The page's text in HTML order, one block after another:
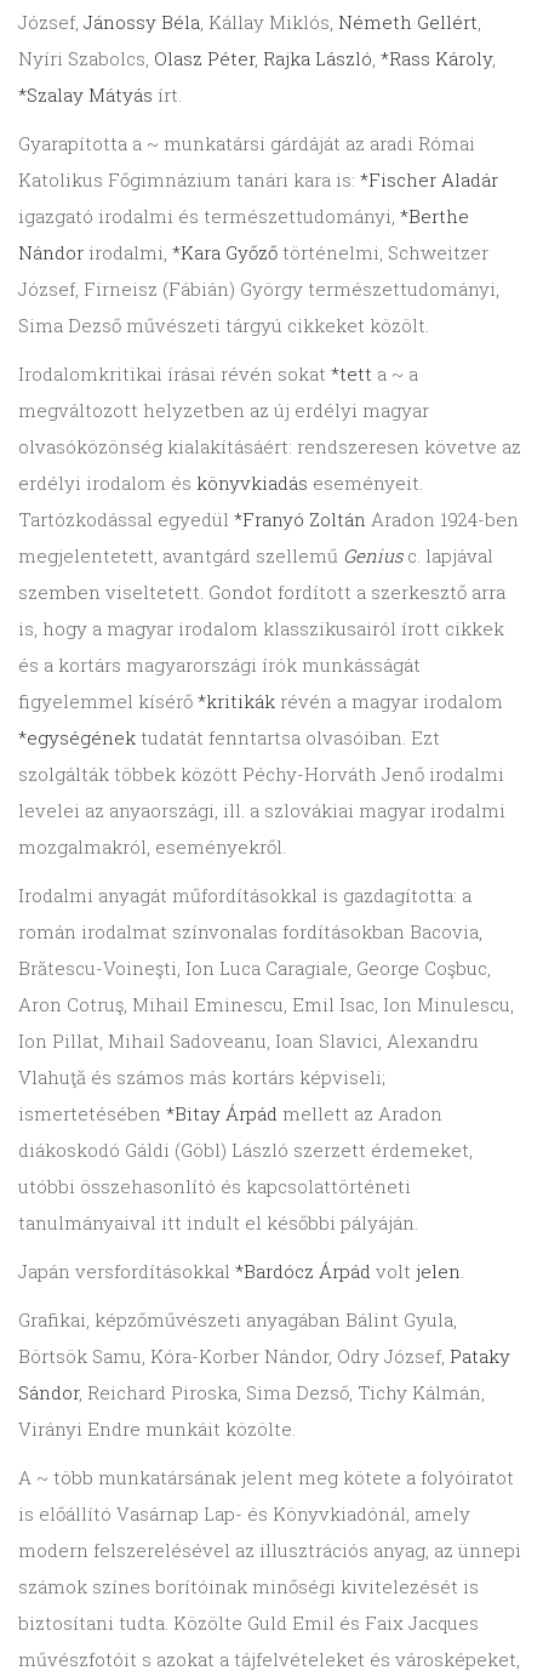
József, Jánossy Béla, Kállay Miklós, Németh Gellért,
Nyíri Szabolcs, Olasz Péter, Rajka László, *Rass Károly,
*Szalay Mátyás írt.
Gyarapította a ~ munkatársi gárdáját az aradi Római
Katolikus Főgimnázium tanári kara is: *Fischer Aladár
igazgató irodalmi és természettudományi, *Berthe
Nándor irodalmi, *Kara Győző történelmi, Schweitzer
József, Firneisz (Fábián) György természettudományi,
Sima Dezső művészeti tárgyú cikkeket közölt.
Irodalomkritikai írásai révén sokat *tett a ~ a
megváltozott helyzetben az új erdélyi magyar
olvasóközönség kialakításáért: rendszeresen követve az
erdélyi irodalom és könyvkiadás eseményeit.
Tartózkodással egyedül *Franyó Zoltán Aradon 1924-ben
megjelentetett, avantgárd szellemű Geniusc. lapjával
szemben viseltetett. Gondot fordított a szerkesztő arra
is, hogy a magyar irodalom klasszikusairól írott cikkek
és a kortárs magyarországi írók munkásságát
figyelemmel kísérő *kritikák révén a magyar irodalom
*egységének tudatát fenntartsa olvasóiban. Ezt
szolgálták többek között Péchy-Horváth Jenő irodalmi
levelei az anyaországi, ill. a szlovákiai magyar irodalmi
mozgalmakról, eseményekről.
Irodalmi anyagát műfordításokkal is gazdagította: a
román irodalmat színvonalas fordításokban Bacovia,
Brătescu-Voineşti, Ion Luca Cara­giale, George Coşbuc,
Aron Cotruş, Mihail Eminescu, Emil Isac, Ion Minulescu,
Ion Pillat, Mihail Sado­veanu, Ioan Slavici, Alexandru
Vlahuţă és számos más kortárs képviseli;
ismertetésében *Bitay Árpád mellett az Aradon
diákoskodó Gáldi (Göbl) László szerzett érdemeket,
utóbbi összehasonlító és kapcsolattörténeti
tanulmányaival itt indult el későbbi pályáján.
Japán versfordításokkal *Bardócz Árpád volt jelen.
Grafikai, képzőművészeti anyagában Bálint Gyula,
Börtsök Samu, Kóra-Korber Nándor, Odry József, Pataky
Sándor, Reichard Piroska, Sima Dezső, Tichy Kálmán,
Virányi Endre munkáit közölte.
A ~ több munkatársának jelent meg kötete a folyóiratot
is előállító Vasárnap Lap- és Könyvkiadónál, amely
modern felszerelésével az illusztrációs anyag, az ünnepi
számok színes borítóinak minőségi kivitelezését is
biztosítani tudta. Közölte Guld Emil és Faix Jacques
művészfotóit s azokat a tájfelvételeket és városképeket,